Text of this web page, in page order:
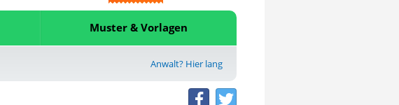
Muster & Vorlagen
Anwalt? Hier lang